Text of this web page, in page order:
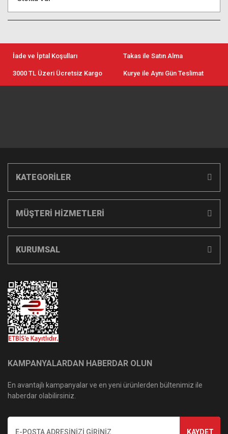
İade ve İptal Koşulları Takas ile Satın Alma
3000 TL Üzeri Ücretsiz Kargo Kurye ile Aynı Gün Teslimat
KATEGORİLER
MÜŞTERİ HİZMETLERİ
KURUMSAL
KAMPANYALARDAN HABERDAR OLUN
En avantajlı kampanyalar ve en yeni ürünlerden bültenimiz ile
haberdar olabilirsiniz.
KAYDET